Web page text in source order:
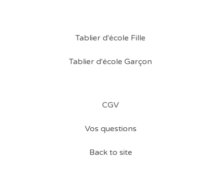
Tablier d'école Fille
Tablier d'école Garçon
CGV
Vos questions
Back to site